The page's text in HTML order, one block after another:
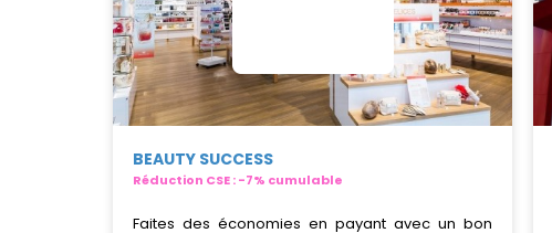
BEAUTY SUCCESS
Réduction CSE : -7% cumulable
Faites des économies en payant avec un bon